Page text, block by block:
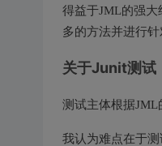
得益于JML的强大
多的方法并进行针
关于Junit测试
测试主体根据JML
我认为难点在于